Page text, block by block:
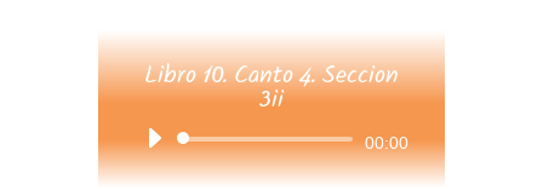
Libro 10. Canto 4. Seccion
3ii
Reproductor
de
00:00